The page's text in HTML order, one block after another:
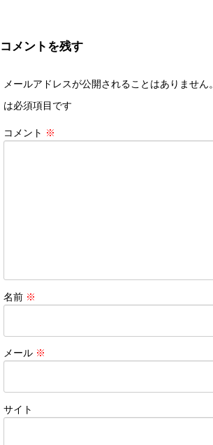
コメントを残す
メールアドレスが公開されることはありません。
は必須項目です
コメント ※
名前 ※
メール ※
サイト